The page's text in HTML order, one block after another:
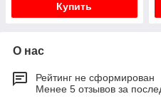
Купить
О нас
Рейтинг не сформирован
Менее 5 отзывов за